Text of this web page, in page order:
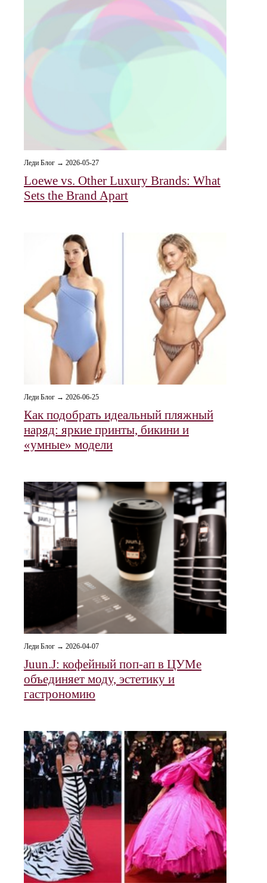
Леди Блог → 2026-05-27
Loewe vs. Other Luxury Brands: What
Sets the Brand Apart
Леди Блог → 2026-06-25
Как подобрать идеальный пляжный
наряд: яркие принты, бикини и
«умные» модели
Леди Блог → 2026-04-07
Juun.J: кофейный поп-ап в ЦУМе
объединяет моду, эстетику и
гастрономию